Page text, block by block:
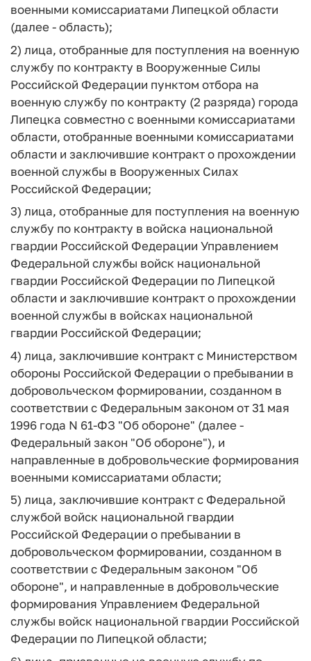
военными комиссариатами Липецкой области
(далее - область);
2) лица, отобранные для поступления на военную
службу по контракту в Вооруженные Силы
Российской Федерации пунктом отбора на
военную службу по контракту (2 разряда) города
Липецка совместно с военными комиссариатами
области, отобранные военными комиссариатами
области и заключившие контракт о прохождении
военной службы в Вооруженных Силах
Российской Федерации;
3) лица, отобранные для поступления на военную
службу по контракту в войска национальной
гвардии Российской Федерации Управлением
Федеральной службы войск национальной
гвардии Российской Федерации по Липецкой
области и заключившие контракт о прохождении
военной службы в войсках национальной
гвардии Российской Федерации;
4) лица, заключившие контракт с Министерством
обороны Российской Федерации о пребывании в
добровольческом формировании, созданном в
соответствии с Федеральным законом от 31 мая
1996 года N 61-ФЗ "Об обороне" (далее -
Федеральный закон "Об обороне"), и
направленные в добровольческие формирования
военными комиссариатами области;
5) лица, заключившие контракт с Федеральной
службой войск национальной гвардии
Российской Федерации о пребывании в
добровольческом формировании, созданном в
соответствии с Федеральным законом "Об
обороне", и направленные в добровольческие
формирования Управлением Федеральной
службы войск национальной гвардии Российской
Федерации по Липецкой области;